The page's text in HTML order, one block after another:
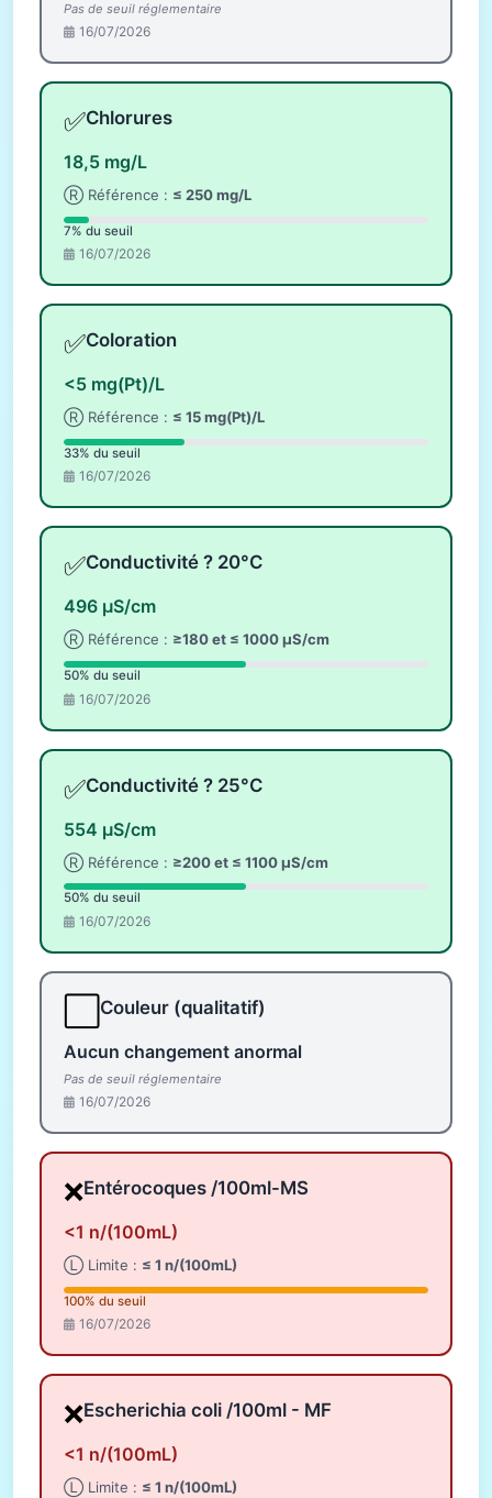
Pas de seuil réglementaire
16/07/2026
✅Chlorures
18,5 mg/L
Ⓡ Référence : ≤ 250 mg/L
7% du seuil
16/07/2026
✅Coloration
<5 mg(Pt)/L
Ⓡ Référence : ≤ 15 mg(Pt)/L
33% du seuil
16/07/2026
✅Conductivité ? 20°C
496 µS/cm
Ⓡ Référence : ≥180 et ≤ 1000 µS/cm
50% du seuil
16/07/2026
✅Conductivité ? 25°C
554 µS/cm
Ⓡ Référence : ≥200 et ≤ 1100 µS/cm
50% du seuil
16/07/2026
Couleur (qualitatif)
Aucun changement anormal
Pas de seuil réglementaire
16/07/2026
❌Entérocoques /100ml-MS
<1 n/(100mL)
Ⓛ Limite : ≤ 1 n/(100mL)
100% du seuil
16/07/2026
❌Escherichia coli /100ml - MF
<1 n/(100mL)
Ⓛ Limite : ≤ 1 n/(100mL)